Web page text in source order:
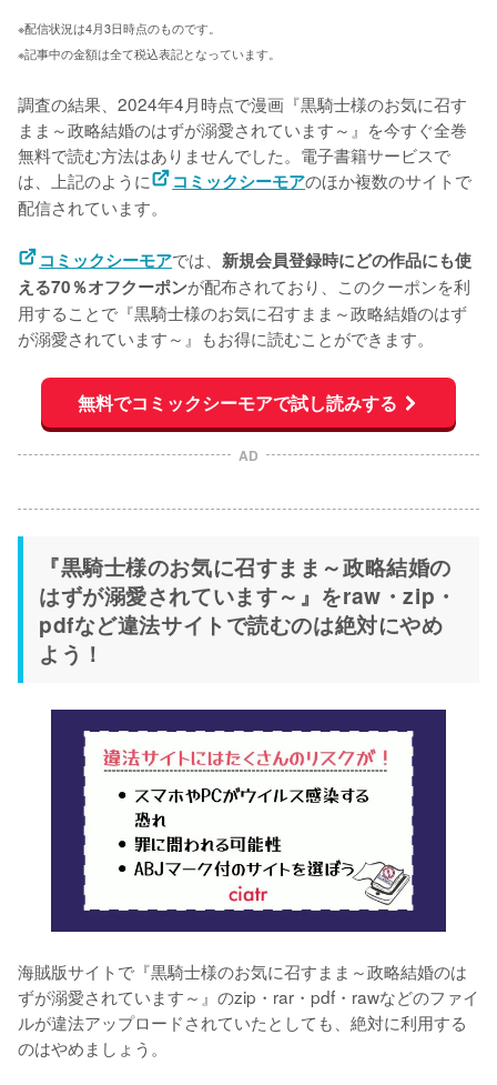
※配信状況は4月3日時点のものです。
※記事中の金額は全て税込表記となっています。
調査の結果、2024年4月時点で漫画『黒騎士様のお気に召す
まま～政略結婚のはずが溺愛されています～』を今すぐ全巻
無料で読む方法はありませんでした。電子書籍サービスで
は、上記のように
コミックシーモアのほか複数のサイトで
配信されています。
コミックシーモアでは、 新規会員登録時にどの作品にも使
える70％オフクーポンが配布されており、このクーポンを利
用することで『黒騎士様のお気に召すまま～政略結婚のはず
が溺愛されています～』もお得に読むことができます。
無料でコミックシーモアで試し読みする
AD
『黒騎士様のお気に召すまま～政略結婚の
はずが溺愛されています～』をraw・zip・
pdfなど違法サイトで読むのは絶対にやめ
よう！
海賊版サイトで『黒騎士様のお気に召すまま～政略結婚のは
ずが溺愛されています～』のzip・rar・pdf・rawなどのファイ
ルが違法アップロードされていたとしても、絶対に利用する
のはやめましょう。